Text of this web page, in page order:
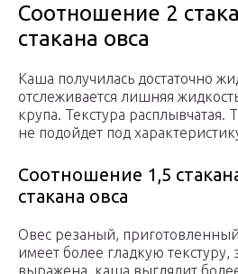
Соотношение 2
стакана овса
Каша получилась достаточно
отслеживается лишняя
крупа. Текстура расплывчатая.
не подойдет под
Соотношение 1,5
стакана овса
Овес резаный,
имеет более гладкую текстуру,
выражена, каша выглядит